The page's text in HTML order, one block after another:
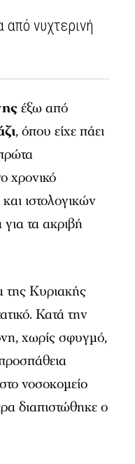
νυχτερινή
έξω από
, όπου είχε πάει
χρονικό
ιστολογικών
τα ακριβή
της Κυριακής
Κατά την
χωρίς σφυγμό,
νοσοκομείο
διαπιστώθηκε ο